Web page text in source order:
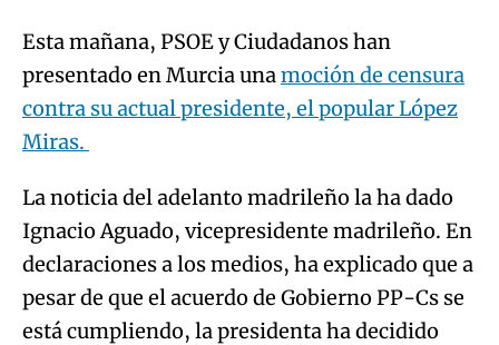
Esta mañana, PSOE y Ciudadanos han
presentado en Murcia unamoción de censura
contra su actual presidente, el popular López
Miras.
La noticia del adelanto madrileño la ha dado
Ignacio Aguado, vicepresidente madrileño. En
declaraciones a los medios, ha explicado que a
pesar de que el acuerdo de Gobierno PP-Cs se
está cumpliendo, la presidenta ha decidido